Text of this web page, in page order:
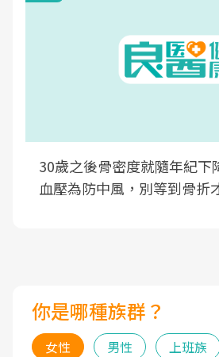
30歲之後骨密度就隨年紀下
血壓為防中風，別等到骨折
你是哪種族群？
女性 男性 上班族